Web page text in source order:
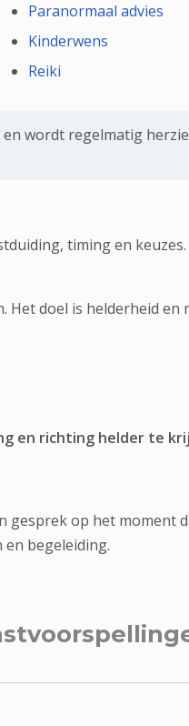
Paranormaal advies
Kinderwens
Reiki
wordt regelmatig
timing en keuzes.
doel is helderheid en
en richting helder te
op het moment
begeleiding.